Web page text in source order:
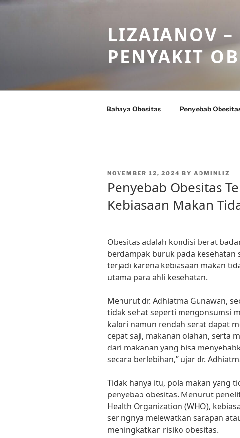
Skip
LIZAIANOV –
PENYAKIT
Bahaya Obesitas Penyebab
POSTED
NOVEMBER 12, 2024 BY ADMINLIZ
Penyebab Obesitas
Kebiasaan Makan
Obesitas adalah kondisi berat
berdampak buruk pada kesehatan
terjadi karena kebiasaan makan
utama para ahli kesehatan.
Menurut dr. Adhiatma Gunawan,
tidak sehat seperti mengonsumsi
kalori namun rendah serat dapat
cepat saji, makanan olahan, serta
dari makanan yang bisa
secara berlebihan,” ujar dr.
Tidak hanya itu, pola makan yang
penyebab obesitas. Menurut
Health Organization (WHO),
seringnya melewatkan sarapan
meningkatkan risiko obesitas.